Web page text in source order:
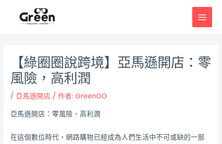
【綠圈圈說跨境】亞馬遜開店：零
風險，高利潤
/亞馬遜開店 / 作者:GreenOO
亞馬遜開店：零風險，高利潤
在這個數位時代，網路購物已經成為人們生活中不可或缺的一部